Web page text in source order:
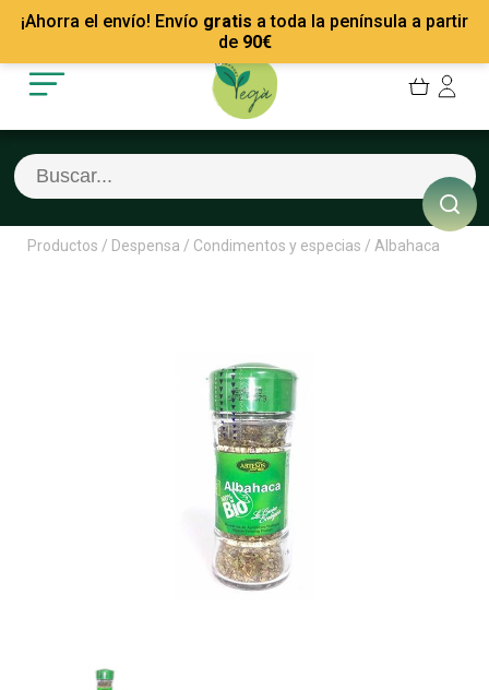
¡Ahorra el envío! Envío gratis a toda la península a partir
de 90€
Mis Pedidos
Mis favoritos
Cerrar sesión
Recetas
Empresas
Contacto
Productos / Despensa / Condimentos y especias / Albahaca